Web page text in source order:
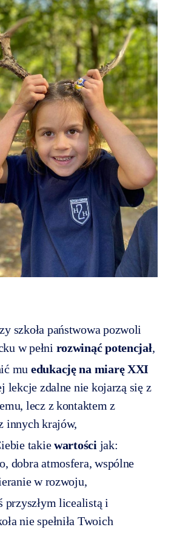
szkoła państwowa pozwoli
w pełni rozwinąć potencjał,
mu edukację na miarę XXI
lekcje zdalne nie kojarzą się z
lecz z kontaktem z
innych krajów,
takiewartości jak:
dobra atmosfera, wspólne
w rozwoju,
przyszłym licealistą i
nie spełniła Twoich